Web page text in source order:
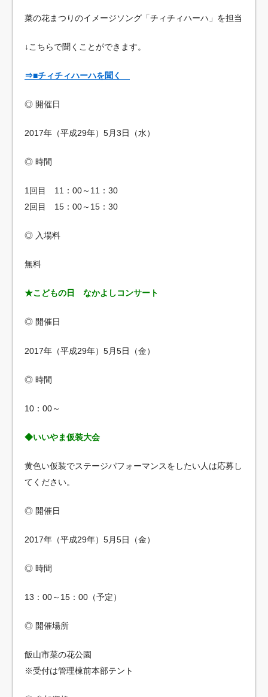
菜の花まつりのイメージソング「チィチィハーハ」を担当
↓こちらで聞くことができます。
⇒■チィチィハーハを聞く
◎ 開催日
2017年（平成29年）5月3日（水）
◎ 時間
1回目 11：00～11：30
2回目 15：00～15：30
◎ 入場料
無料
★こどもの日 なかよしコンサート
◎ 開催日
2017年（平成29年）5月5日（金）
◎ 時間
10：00～
◆いいやま仮装大会
黄色い仮装でステージパフォーマンスをしたい人は応募し
てください。
◎ 開催日
2017年（平成29年）5月5日（金）
◎ 時間
13：00～15：00（予定）
◎ 開催場所
飯山市菜の花公園
※受付は管理棟前本部テント